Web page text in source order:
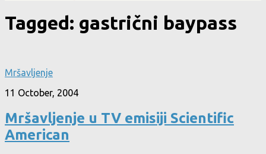
Tagged: gastrični baypass
Mršavljenje
11 October, 2004
Mršavljenje u TV emisiji Scientific
American